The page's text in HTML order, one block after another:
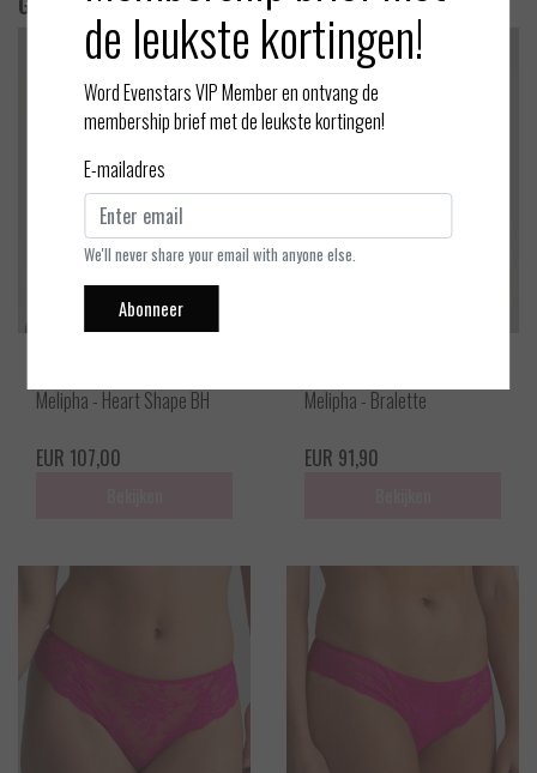
Melipha - Heart Shape BH
EUR 107,00
Melipha - Bralette
EUR 91,90
de leukste kortingen!
Word Evenstars VIP Member en ontvang de
membership brief met de leukste kortingen!
E-mailadres
We'll never share your email with anyone else.
Abonneer